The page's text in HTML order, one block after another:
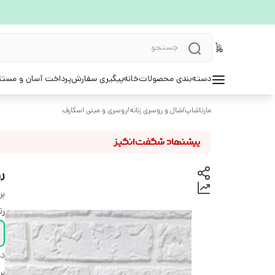
دسته‌بندی محصولاتخانهپیگیری سفارشپرداخت آسان و
مارتاشاپ/شال و روسری زنانه/روسری و مینی اسکارف